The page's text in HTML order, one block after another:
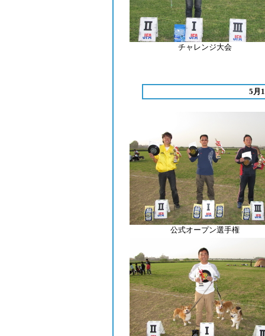
チャレンジ大会
5月
公式オープン選手権